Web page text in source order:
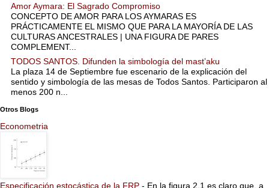
Amor Aymara: El Sagrado Compromiso
CONCEPTO DE AMOR PARA LOS AYMARAS ES
PRÁCTICAMENTE EL MISMO QUE PARA LA MAYORÍA DE LAS
CULTURAS ANCESTRALES | UNA FIGURA DE PARES
COMPLEMENT...
TODOS SANTOS. Difunden la simbología del mast’aku
La plaza 14 de Septiembre fue escenario de la explicación del
sentido y simbología de las mesas de Todos Santos. Participaron al
menos 200 n...
Otros Blogs
Econometria
Especificación estocástica de la FRP - En la figura 2.1 es claro que, a